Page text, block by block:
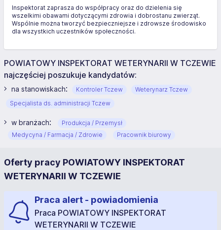
Inspektorat zaprasza do współpracy oraz do dzielenia się
wszelkimi obawami dotyczącymi zdrowia i dobrostanu zwierząt.
Wspólnie można tworzyć bezpieczniejsze i zdrowsze środowisko
dla wszystkich uczestników społeczności.
POWIATOWY INSPEKTORAT WETERYNARII W TCZEWIE
najczęściej poszukuje kandydatów:
na stanowiskach: Kontroler Tczew
Weterynarz Tczew
Specjalista ds. administracji Tczew
w branżach:
Produkcja / Przemysł
Medycyna / Farmacja / Zdrowie
Pracownik biurowy
Oferty pracy POWIATOWY INSPEKTORAT
WETERYNARII W TCZEWIE
Praca alert - powiadomienia
Praca POWIATOWY INSPEKTORAT
WETERYNARII W TCZEWIE